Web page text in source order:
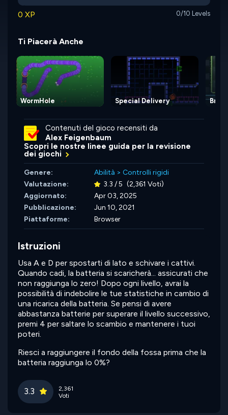
0 XP 0/10 Levels
Ti Piacerà Anche
WormHole Special Delivery
Contenuti del gioco recensiti da
Alex Feigenbaum
Scopri le nostre linee guida per la revisione
dei giochi
Genere: Abilità > Controlli rigidi
Valutazione:
3.3 / 5 (2,361 Voti)
Aggiornato:
Apr 03, 2025
Pubblicazione:
Jun 10, 2021
Piattaforme:
Browser
Istruzioni
Usa A e D per spostarti di lato e schivare i cattivi.
Quando cadi, la batteria si scaricherà... assicurati che
non raggiunga lo zero! Dopo ogni livello, avrai la
possibilità di indebolire le tue statistiche in cambio di
una ricarica della batteria. Se pensi di avere
abbastanza batterie per superare il livello successivo,
premi 4 per saltare lo scambio e mantenere i tuoi
poteri.
Riesci a raggiungere il fondo della fossa prima che la
batteria raggiunga lo 0%?
3.3
2,361
Voti